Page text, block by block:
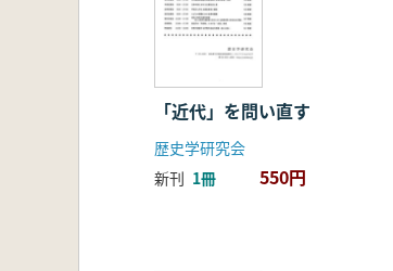
「近代」を問い直す
歴史学研究会
新刊 1冊 550円